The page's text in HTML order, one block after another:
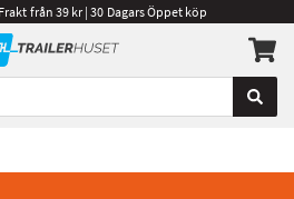
från 39 kr | 30 Dagars Öppet köp